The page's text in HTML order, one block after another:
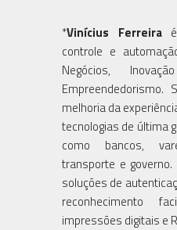
*Vinícius Ferreiraé
controle e
Negócios,
melhoria da
tecnologias de última
como bancos,
transporte e
soluções de
reconhecimento
impressões digitais e